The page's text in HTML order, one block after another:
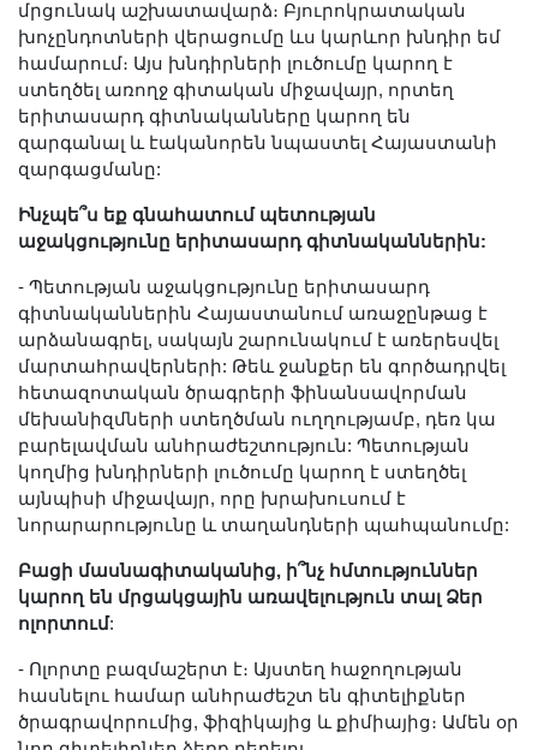
մրցունակ աշխատավարձ։ Բյուրոկրատական
խոչընդոտների վերացումը ևս կարևոր խնդիր եմ
համարում։ Այս խնդիրների լուծումը կարող է
ստեղծել առողջ գիտական միջավայր, որտեղ
երիտասարդ գիտնականները կարող են
զարգանալ և էականորեն նպաստել Հայաստանի
զարգացմանը:
Ինչպե՞ս եք գնահատում պետության
աջակցությունը երիտասարդ գիտնականներին:
- Պետության աջակցությունը երիտասարդ
գիտնականներին Հայաստանում առաջընթաց է
արձանագրել, սակայն շարունակում է առերեսվել
մարտահրավերների: Թեև ջանքեր են գործադրվել
հետազոտական ծրագրերի ֆինանսավորման
մեխանիզմների ստեղծման ուղղությամբ, դեռ կա
բարելավման անհրաժեշտություն: Պետության
կողմից խնդիրների լուծումը կարող է ստեղծել
այնպիսի միջավայր, որը խրախուսում է
նորարարությունը և տաղանդների պահպանումը:
Բացի մասնագիտականից, ի՞նչ հմտություններ
կարող են մրցակցային առավելություն տալ Ձեր
ոլորտում:
- Ոլորտը բազմաշերտ է։ Այստեղ հաջողության
հասնելու համար անհրաժեշտ են գիտելիքներ
ծրագրավորումից, ֆիզիկայից և քիմիայից։ Ամեն օր